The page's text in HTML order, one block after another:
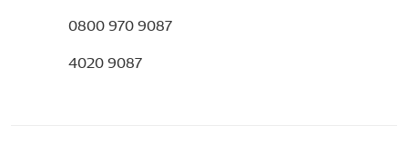
0800 970 9087
4020 9087